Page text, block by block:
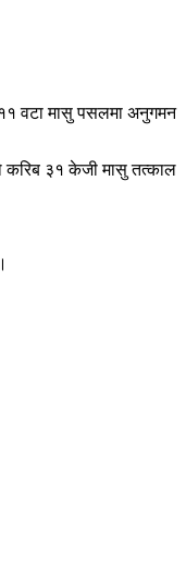
११ वटा मासु पसलमा अनुगमन
करिब ३१ केजी मासु तत्काल